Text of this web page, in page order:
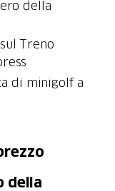
della
Treno
di minigolf a
della